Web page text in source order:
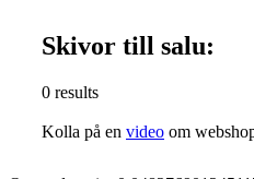
Skivor till salu:
0 results
Kolla på en video om